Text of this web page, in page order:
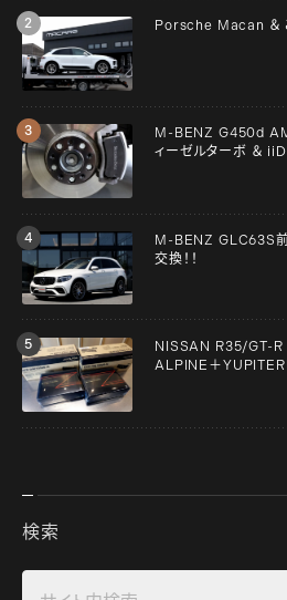
Porsche Macan ＆
M-BENZ G450d
ィーゼルターボ ＆ iiD
M-BENZ GLC63S前
交換！！
NISSAN R35/GT-R
ALPINE＋YUPITERU
検索